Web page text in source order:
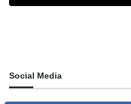
Social Media